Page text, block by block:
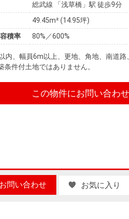
総武線 「浅草橋」駅 徒歩9分
49.45m² (14.95坪)
積率
80%／600%
内、幅員6m以上、更地、角地、南道路
条件付土地ではありません。
この物件にお問い合わせ
お問い合わせ お気に入り